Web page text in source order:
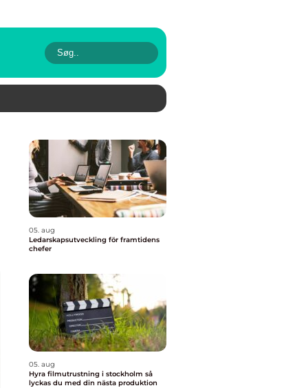
05. aug
Ledarskapsutveckling för framtidens
chefer
05. aug
Hyra filmutrustning i stockholm så
lyckas du med din nästa produktion